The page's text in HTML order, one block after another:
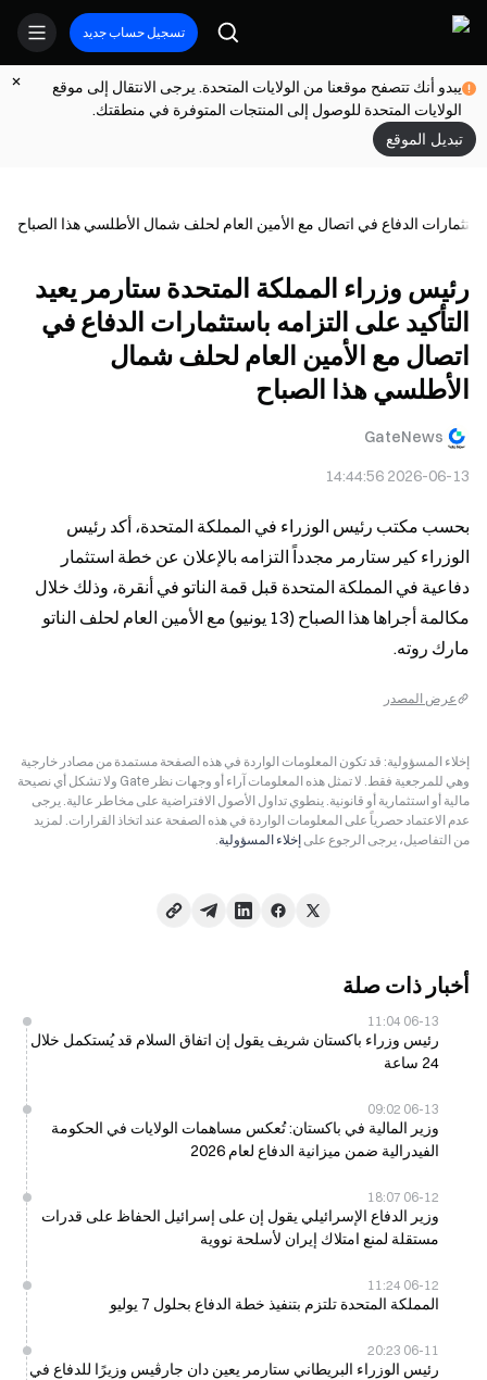
تسجيل حساب جديد
يبدو أنك تتصفح موقعنا من الولايات المتحدة. يرجى الانتقال إلى موقع
الولايات المتحدة للوصول إلى المنتجات المتوفرة في منطقتك.
تبديل الموقع
الدفاع في اتصال مع الأمين العام لحلف شمال الأطلسي هذا الصباح
رئيس وزراء المملكة المتحدة ستارمر يعيد
التأكيد على التزامه باستثمارات الدفاع في
اتصال مع الأمين العام لحلف شمال
الأطلسي هذا الصباح
GateNews
2026-06-13 14:44:56
مارك روته.
عرض المصدر
إخلاء المسؤولية: قد تكون المعلومات الواردة في هذه الصفحة مستمدة من مصادر خارجية
وهي للمرجعية فقط. لا تمثل هذه المعلومات آراء أو وجهات نظر Gate ولا تشكل أي نصيحة
مالية أو استثمارية أو قانونية. ينطوي تداول الأصول الافتراضية على مخاطر عالية. يرجى
عدم الاعتماد حصرياً على المعلومات الواردة في هذه الصفحة عند اتخاذ القرارات. لمزيد
من التفاصيل، يرجى الرجوع على إخلاء المسؤولية.
أخبار ذات صلة
06-13 11:04
رئيس وزراء باكستان شريف يقول إن اتفاق السلام قد يُستكمل خلال
24 ساعة
06-13 09:02
وزير المالية في باكستان: تُعكس مساهمات الولايات في الحكومة
الفيدرالية ضمن ميزانية الدفاع لعام 2026
06-12 18:07
وزير الدفاع الإسرائيلي يقول إن على إسرائيل الحفاظ على قدرات
مستقلة لمنع امتلاك إيران لأسلحة نووية
06-12 11:24
المملكة المتحدة تلتزم بتنفيذ خطة الدفاع بحلول 7 يوليو
06-11 20:23
رئيس الوزراء البريطاني ستارمر يعين دان جارڤيس وزيرًا للدفاع في